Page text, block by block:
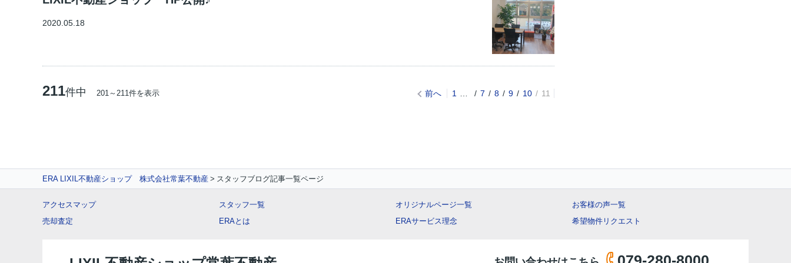
2020.05.18
211件中 201～211件を表示 前へ 1 7 8 9 10 11
ERA LIXIL不動産ショップ 株式会社常葉不動産 スタッフブログ記事一覧ページ
アクセスマップ
売却査定
スタッフ一覧
ERAとは
オリジナルページ一覧
ERAサービス理念
お客様の声一覧
希望物件リクエスト